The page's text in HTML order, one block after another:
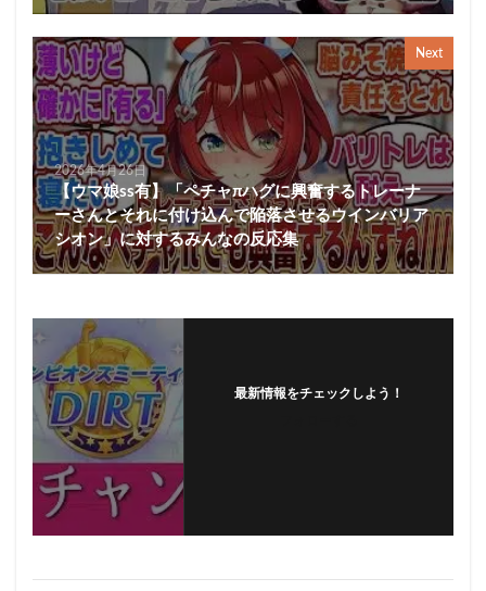
Next
2026年4月26日
【ウマ娘ss有】「ペチャπハグに興奮するトレーナ
ーさんとそれに付け込んで陥落させるウインバリア
シオン」に対するみんなの反応集
最新情報をチェックしよう！